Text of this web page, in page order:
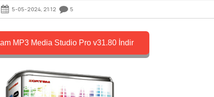
5-05-2024, 21:12 5
MP3 Media Studio Pro v31.80 İndir